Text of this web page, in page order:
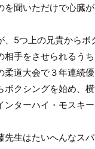
を聞いただけで心臓
、5つ上の兄貴から
相手をさせられるう
柔道大会で３年連続
ボクシングを始め、
ンターハイ・モスキ
先生はたいへんなス